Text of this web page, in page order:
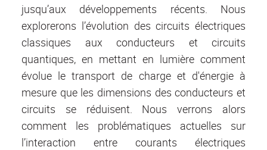
jusqu’aux développements récents. Nous
explorerons l’évolution des circuits électriques
classiques aux conducteurs et circuits
quantiques, en mettant en lumière comment
évolue le transport de charge et d'énergie à
mesure que les dimensions des conducteurs et
circuits se réduisent. Nous verrons alors
comment les problématiques actuelles sur
l’interaction entre courants électriques